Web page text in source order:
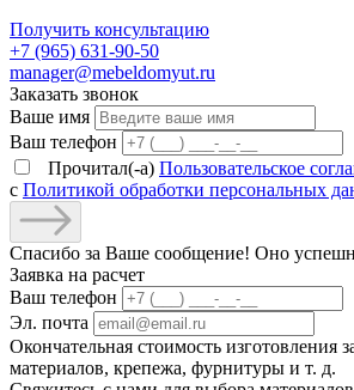
Получить консультацию
+7 (965) 631-90-50
manager@mebeldomyut.ru
Заказать звонок
Ваше имя
Ваш телефон
Прочитал(-а) Пользовательское
с Политикой обработки персональных
Спасибо за Ваше сообщение! Оно
Заявка на расчет
Ваш телефон
Эл. почта
Окончательная стоимость изготовления
материалов, крепежа, фурнитуры и т. д.